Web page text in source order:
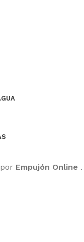
Empujón Online .